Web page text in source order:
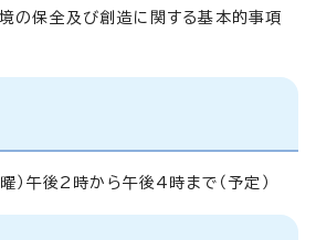
の保全及び創造に関する基本的事項
午後2時から午後4時まで（予定）